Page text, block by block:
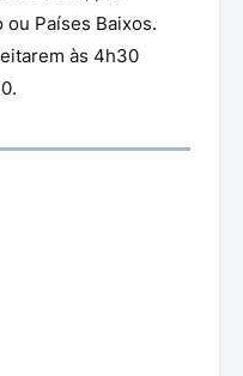
Países Baixos.
às 4h30